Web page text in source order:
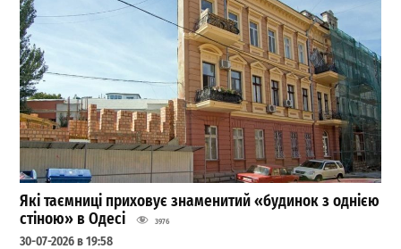
Які таємниці приховує знаменитий «будинок з однією
стіною» в Одесі
3976
30-07-2026 в 19:58